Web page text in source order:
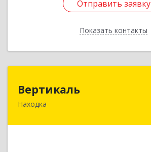
Отправить заявку
Показать контакты
Отправить заявку
Назад
Вертикаль
Находка